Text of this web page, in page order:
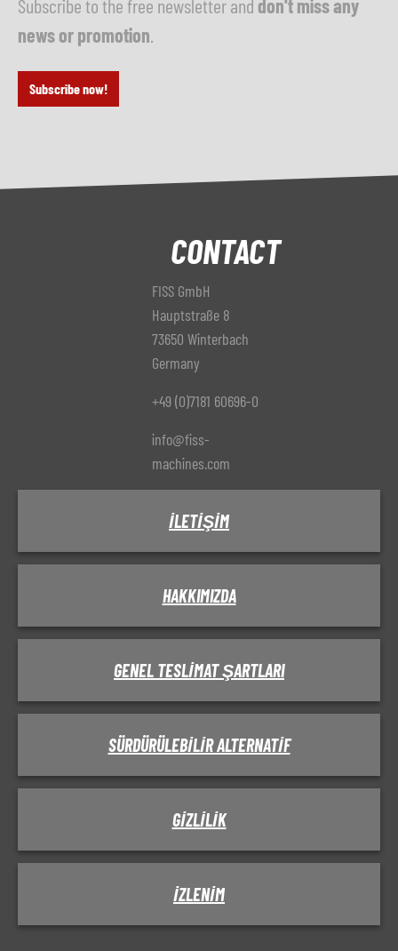
Subscribe to the free newsletter and don't miss any
news or promotion
Subscribe now!
CONTACT
FISS GmbH
Hauptstraße 8
73650 Winterbach
Germany
+49 (0)7181 60696-0
info@fiss-
machines.com
İLETIŞIM
HAKKIMIZDA
GENEL TESLIMAT ŞARTLARI
SÜRDÜRÜLEBILIR ALTERNATIF
GIZLILIK
IZLENIM